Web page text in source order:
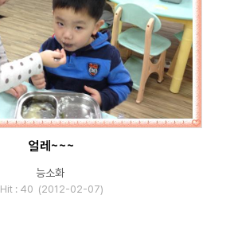
얼레~~~
능소화
Hit : 40 (2012-02-07)